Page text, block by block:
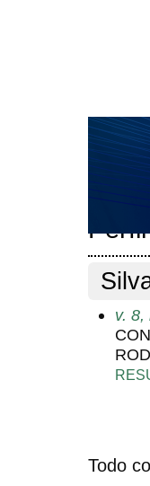
CAPA
NOTÍCIAS
PARA
v. 8,
Todo